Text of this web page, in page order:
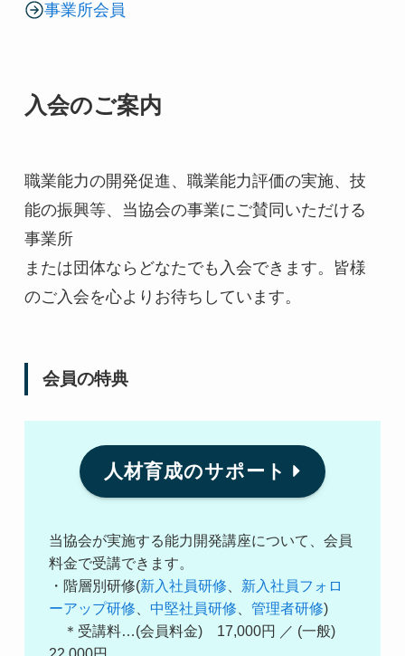
事業所会員
入会のご案内
職業能力の開発促進、職業能力評価の実施、技
能の振興等、当協会の事業にご賛同いただける
事業所
または団体ならどなたでも入会できます。皆様
のご入会を心よりお待ちしています。
会員の特典
人材育成のサポート
当協会が実施する能力開発講座について、会員
料金で受講できます。
・階層別研修(新入社員研修
新入社員フォロ
ーアップ研修
中堅社員研修 管理者研修)
＊受講料…(会員料金) 17,000円 ／ (一般)